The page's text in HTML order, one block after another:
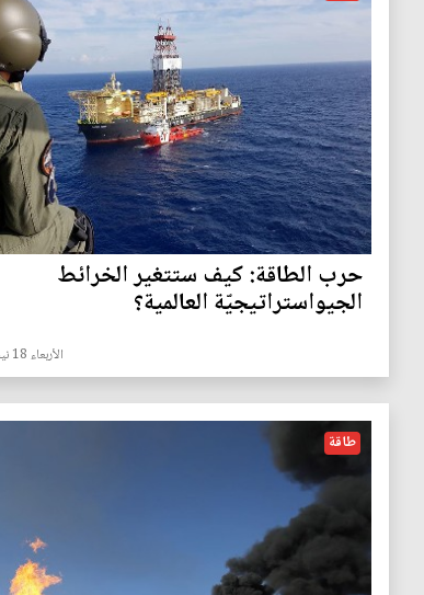
حرب الطاقة: كيف ستتغير الخرائط
الجيواستراتيجيّة العالمية؟
الأربعاء 18 نيسان 2018
طاقة